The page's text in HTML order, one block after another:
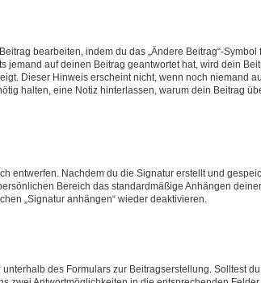
bearbeiten, indem du das „Ändere Beitrag“-Symbol
jemand auf deinen Beitrag geantwortet hat, wird dein
Dieser Hinweis erscheint nicht, wenn noch niemand
halten, eine Notiz hinterlassen, warum dein Beitrag
entwerfen. Nachdem du die Signatur erstellt und
Bereich das standardmäßige Anhängen
„Signatur anhängen“ wieder deaktivieren.
des Formulars zur Beitragserstellung. Solltest